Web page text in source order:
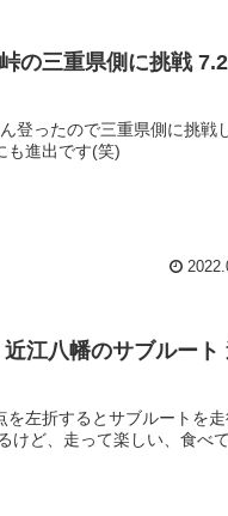
の三重県側に挑戦
登ったので三重県側に挑戦
も進出です(笑)
江八幡のサブルート
を左折するとサブルートを
けど、走って楽しい、食べ